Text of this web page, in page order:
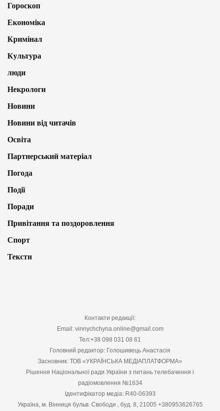
Гороскоп
Економіка
Кримінал
Культура
люди
Некрологи
Новини
Новини від читачів
Освіта
Партнерський матеріал
Погода
Події
Поради
Привітання та поздоровлення
Спорт
Тексти
Контакти редакції:
Email: vinnychchyna.online@gmail.com
Тел:+38 098 031 08 61
Головний редактор: Голошивець Анастасія
Засновник: ТОВ «УКРАЇНСЬКА МЕДІАПЛАТФОРМА»
Рішення Національної ради України з питань телебачення і
радіомовлення №1634
Ідентифікатор медіа: R40-06393
Україна, м. Вінниця бульв. Свободи , буд. 8, 21005 +380953626765